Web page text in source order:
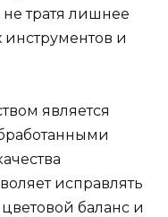
не тратя лишнее
и
является
исправлять
баланс и